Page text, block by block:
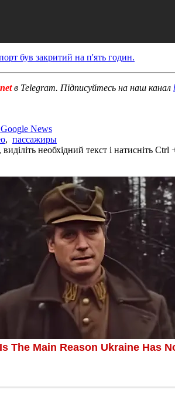
був закритий на п'ять годин.
в Telegram. Підписуйтесь на наш канал
News
, пассажиры
необхідний текст і натисніть